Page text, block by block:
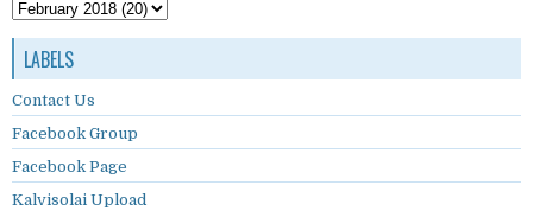
LABELS
Contact Us
Facebook Group
Facebook Page
Kalvisolai Upload